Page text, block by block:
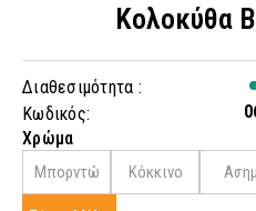
Κολοκύθα
Διαθεσιμότητα :
Κωδικός:
Χρώμα
Μπορντώ Κόκκινο